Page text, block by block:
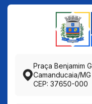
Praça Benjamim
Camanducaia/MG
CEP: 37650-000